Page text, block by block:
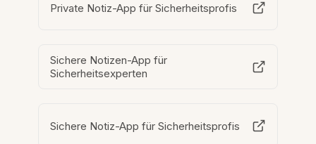
Private Notiz-App für Sicherheitsprofis
Sichere Notizen-App für
Sicherheitsexperten
Sichere Notiz-App für Sicherheitsprofis